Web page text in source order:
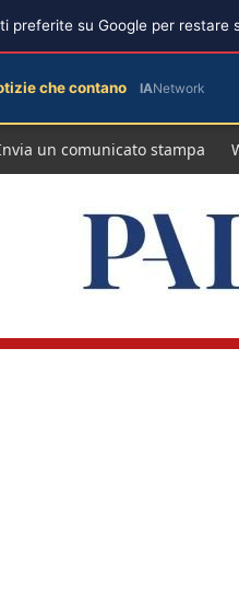
un comunicato stampa
preferite su Google per restare
che contano IANetwork